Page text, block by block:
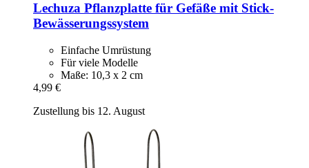
Lechuza Pflanzplatte für Gefäße mit Stick-​
Bewässerungssystem
Einfache Umrüstung
Für viele Modelle
Maße: 10,3 x 2 cm
4,99 €
Zustellung bis 12. August